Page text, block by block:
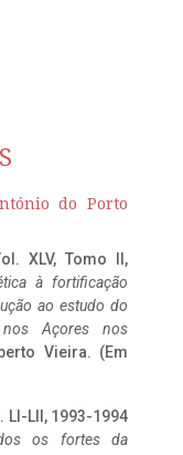
do Porto
XLV, Tomo II,
à fortificação
ao estudo do
nos Açores nos
Vieira. (Em
LI-LII, 1993-1994
os fortes da